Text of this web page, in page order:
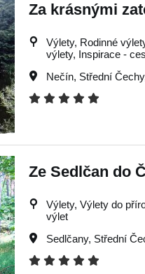
Za krásnými
Výlety, Rodinné
výlety, Inspirace -
Nečín, Střední Čechy
Ze Sedlčan do
Výlety, Výlety do
výlet
Sedlčany, Střední